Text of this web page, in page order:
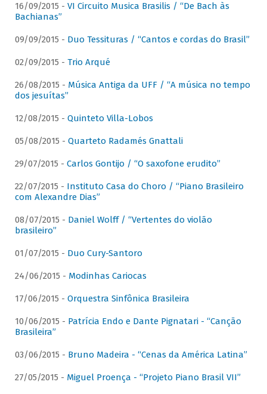
16/09/2015 - VI Circuito Musica Brasilis / “De Bach às
Bachianas”
09/09/2015 - Duo Tessituras / “Cantos e cordas do Brasil”
02/09/2015 - Trio Arqué
26/08/2015 - Música Antiga da UFF / “A música no tempo
dos jesuítas”
12/08/2015 - Quinteto Villa-Lobos
05/08/2015 - Quarteto Radamés Gnattali
29/07/2015 - Carlos Gontijo / “O saxofone erudito”
22/07/2015 - Instituto Casa do Choro / “Piano Brasileiro
com Alexandre Dias”
08/07/2015 - Daniel Wolff / “Vertentes do violão
brasileiro”
01/07/2015 - Duo Cury-Santoro
24/06/2015 - Modinhas Cariocas
17/06/2015 - Orquestra Sinfônica Brasileira
10/06/2015 - Patrícia Endo e Dante Pignatari - “Canção
Brasileira”
03/06/2015 - Bruno Madeira - “Cenas da América Latina”
27/05/2015 - Miguel Proença - “Projeto Piano Brasil VII”